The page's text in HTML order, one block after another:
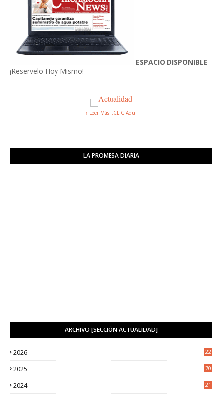
ESPACIO DISPONIBLE
¡Reservelo Hoy Mismo!
↑ Leer Más...CLIC Aquí
LA PROMESA DIARIA
ARCHIVO [SECCIÓN ACTUALIDAD]
2026
22
2025
70
2024
21